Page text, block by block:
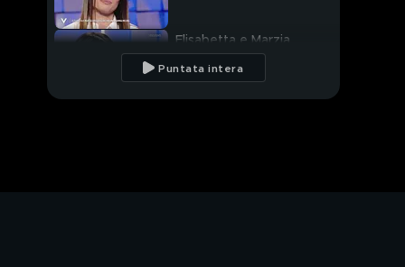
Elisabetta e Marzia
ricordano mamma
Melina
Puntata intera